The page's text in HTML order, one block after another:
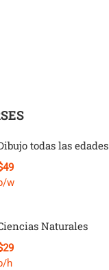
todas las edades
w
Naturales
h